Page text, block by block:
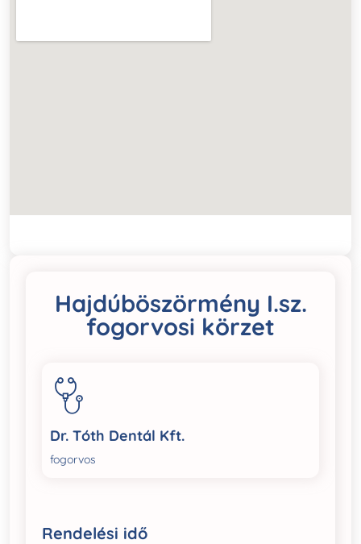
Hajdúböszörmény I.sz.
fogorvosi körzet
Dr. Tóth Dentál Kft.
fogorvos
Rendelési idő